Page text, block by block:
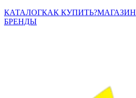
КАТАЛОГКАК КУПИТЬ?МАГАЗИН
БРЕНДЫ